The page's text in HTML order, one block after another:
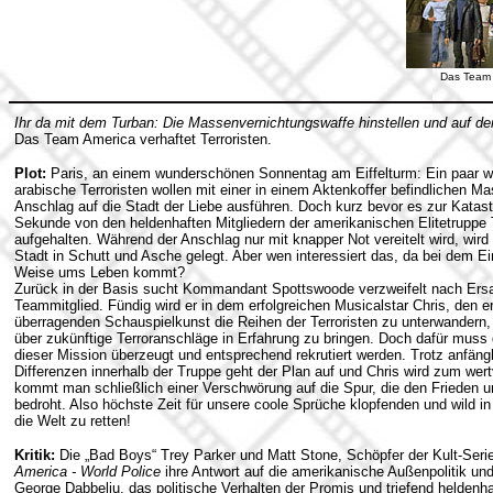
Das
Ihr da mit dem Turban: Die Massenvernichtungswaffe hinstellen und auf
Das Team America verhaftet Terroristen.
Plot: Paris, an einem wunderschönen Sonnentag am Eiffelturm: Ein paar
arabische Terroristen wollen mit einer in einem Aktenkoffer befindlichen
Anschlag auf die Stadt der Liebe ausführen. Doch kurz bevor es zur
Sekunde von den heldenhaften Mitgliedern der amerikanischen
aufgehalten. Während der Anschlag nur mit knapper Not vereitelt wird,
Stadt in Schutt und Asche gelegt. Aber wen interessiert das, da bei dem
Weise ums Leben kommt?
Zurück in der Basis sucht Kommandant Spottswoode verzweifelt nach
Teammitglied. Fündig wird er in dem erfolgreichen Musicalstar Chris, den
überragenden Schauspielkunst die Reihen der Terroristen zu
über zukünftige Terroranschläge in Erfahrung zu bringen. Doch dafür
dieser Mission überzeugt und entsprechend rekrutiert werden. Trotz
Differenzen innerhalb der Truppe geht der Plan auf und Chris wird zum
kommt man schließlich einer Verschwörung auf die Spur, die den Frieden
bedroht. Also höchste Zeit für unsere coole Sprüche klopfenden und wild
die Welt zu retten!
Kritik: Die „Bad Boys“ Trey Parker und Matt Stone, Schöpfer der Kult-
America - World Police ihre Antwort auf die amerikanische Außenpolitik
George Dabbelju, das politische Verhalten der Promis und triefend